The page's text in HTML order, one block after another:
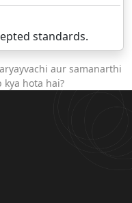
standards.
aur samanarthi
kya hota hai?